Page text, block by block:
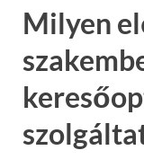
Milyen